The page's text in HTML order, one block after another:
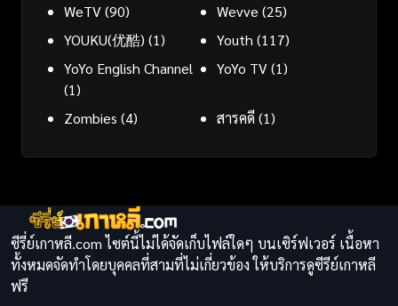
WeTV(90) Wevve (25)
YOUKU(优酷) (1) Youth (117)
YoYo English Channel
(1)
YoYo TV(1)
Zombies (4) สารคดี(1)
ซีรี่ย์เกาหลี.com ไซต์นี้ไม่ได้จัดเก็บไฟล์ใดๆ บนเซิร์ฟเวอร์ เนื้อหา
ทั้งหมดจัดทำโดยบุคคลที่สามที่ไม่เกี่ยวข้อง ให้บริการดูซีรีย์เกาหลี
ฟรี